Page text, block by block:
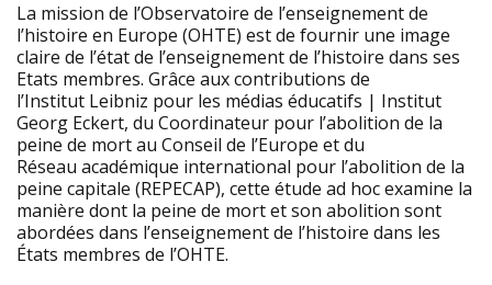
La mission de l’Observatoire de l’enseignement de
l’histoire en Europe (OHTE) est de fournir une image
claire de l’état de l’enseignement de l’histoire dans ses
Etats membres. Grâce aux contributions de
l’Institut Leibniz pour les médias éducatifs | Institut
Georg Eckert, du Coordinateur pour l’abolition de la
peine de mort au Conseil de l’Europe et du
Réseau académique international pour l’abolition de la
peine capitale (REPECAP), cette étude ad hoc examine la
manière dont la peine de mort et son abolition sont
abordées dans l’enseignement de l’histoire dans les
États membres de l’OHTE.